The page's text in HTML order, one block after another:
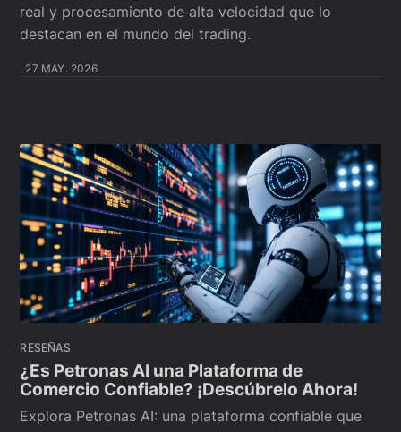
real y procesamiento de alta velocidad que lo
destacan en el mundo del trading.
27 MAY. 2026
RESEÑAS
¿Es Petronas AI una Plataforma de
Comercio Confiable? ¡Descúbrelo Ahora!
Explora Petronas AI: una plataforma confiable que